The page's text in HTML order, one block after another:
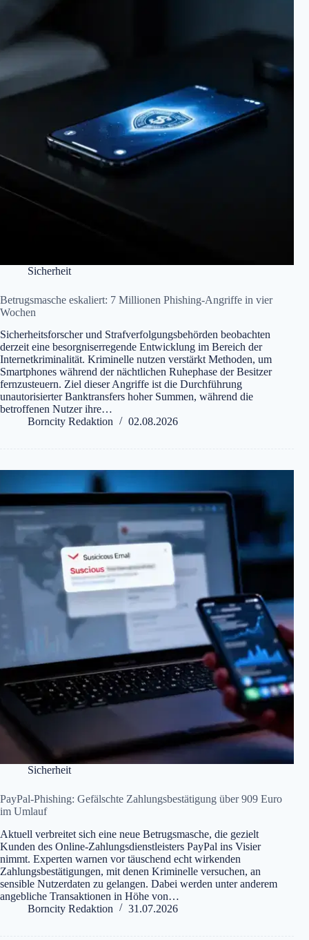
Sicherheit
Betrugsmasche eskaliert: 7 Millionen Phishing-Angriffe in vier
Wochen
Sicherheitsforscher und Strafverfolgungsbehörden beobachten
derzeit eine besorgniserregende Entwicklung im Bereich der
Internetkriminalität. Kriminelle nutzen verstärkt Methoden, um
Smartphones während der nächtlichen Ruhephase der Besitzer
fernzusteuern. Ziel dieser Angriffe ist die Durchführung
unautorisierter Banktransfers hoher Summen, während die
betroffenen Nutzer ihre…
Borncity Redaktion
02.08.2026
Sicherheit
PayPal-Phishing: Gefälschte Zahlungsbestätigung über 909 Euro
im Umlauf
Aktuell verbreitet sich eine neue Betrugsmasche, die gezielt
Kunden des Online-Zahlungsdienstleisters PayPal ins Visier
nimmt. Experten warnen vor täuschend echt wirkenden
Zahlungsbestätigungen, mit denen Kriminelle versuchen, an
sensible Nutzerdaten zu gelangen. Dabei werden unter anderem
angebliche Transaktionen in Höhe von…
Borncity Redaktion
31.07.2026